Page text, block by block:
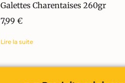
Galettes Charentaises 260gr
7,99 €
Lire la suite